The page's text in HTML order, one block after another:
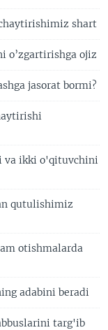
shart
o’zgartirishga ojiz
jasorat bormi?
va ikki o'qituvchini
qutulishimiz
otishmalarda
adabini beradi
targ'ib